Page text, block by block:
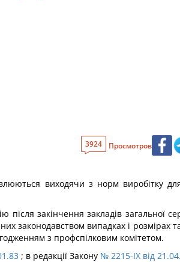
3924 Просмотров
виходячи з норм виробітку
закінчення закладів загальної
законодавством випадках і розмірах
з профспілковим комітетом.
; в редакції Закону № 2215-IX від